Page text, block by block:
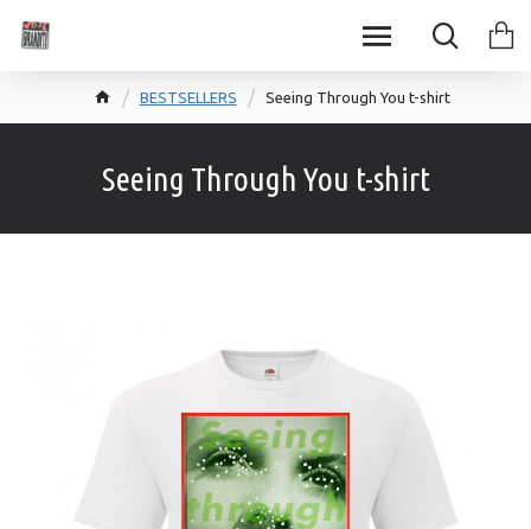
BESTSELLERS Seeing Through You t-shirt
Seeing Through You t-shirt